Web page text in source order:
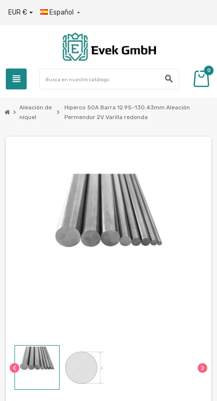
EUR € Español 
view_headline search
0
chevron_right
Aleación de
níquel
chevron_right
Hiperco 50A Barra 12.95-130.43mm Aleación
Permendur 2V Varilla redonda
chevron_left chevron_right